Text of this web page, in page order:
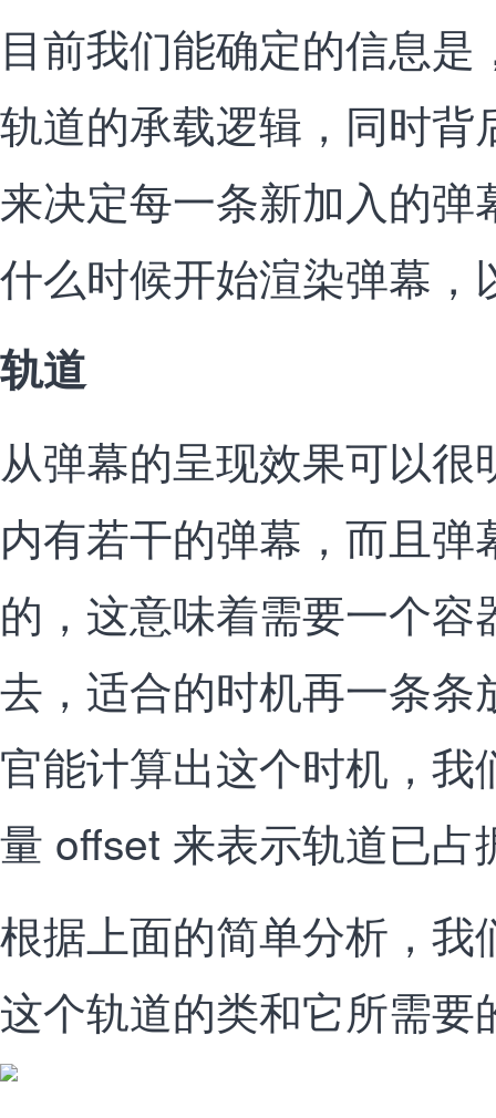
目前我们能确定的信息
轨道的承载逻辑，同时背
来决定每一条新加入的
什么时候开始渲染弹幕，
轨道
从弹幕的呈现效果可以
内有若干的弹幕，而且
的，这意味着需要一个
去，适合的时机再一条条
官能计算出这个时机，我
量 offset 来表示轨道已占
根据上面的简单分析，我
这个轨道的类和它所需要